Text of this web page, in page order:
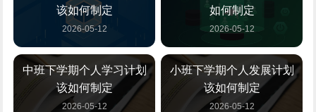
该如何制定
2026-05-12
如何制定
2026-05-12
中班下学期个人学习计划
该如何制定
2026-05-12
小班下学期个人发展计划
该如何制定
2026-05-12